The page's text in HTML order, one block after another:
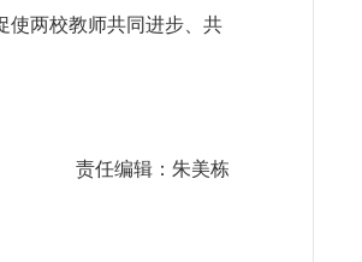
使两校教师共同进步、共
责任编辑：朱美栋